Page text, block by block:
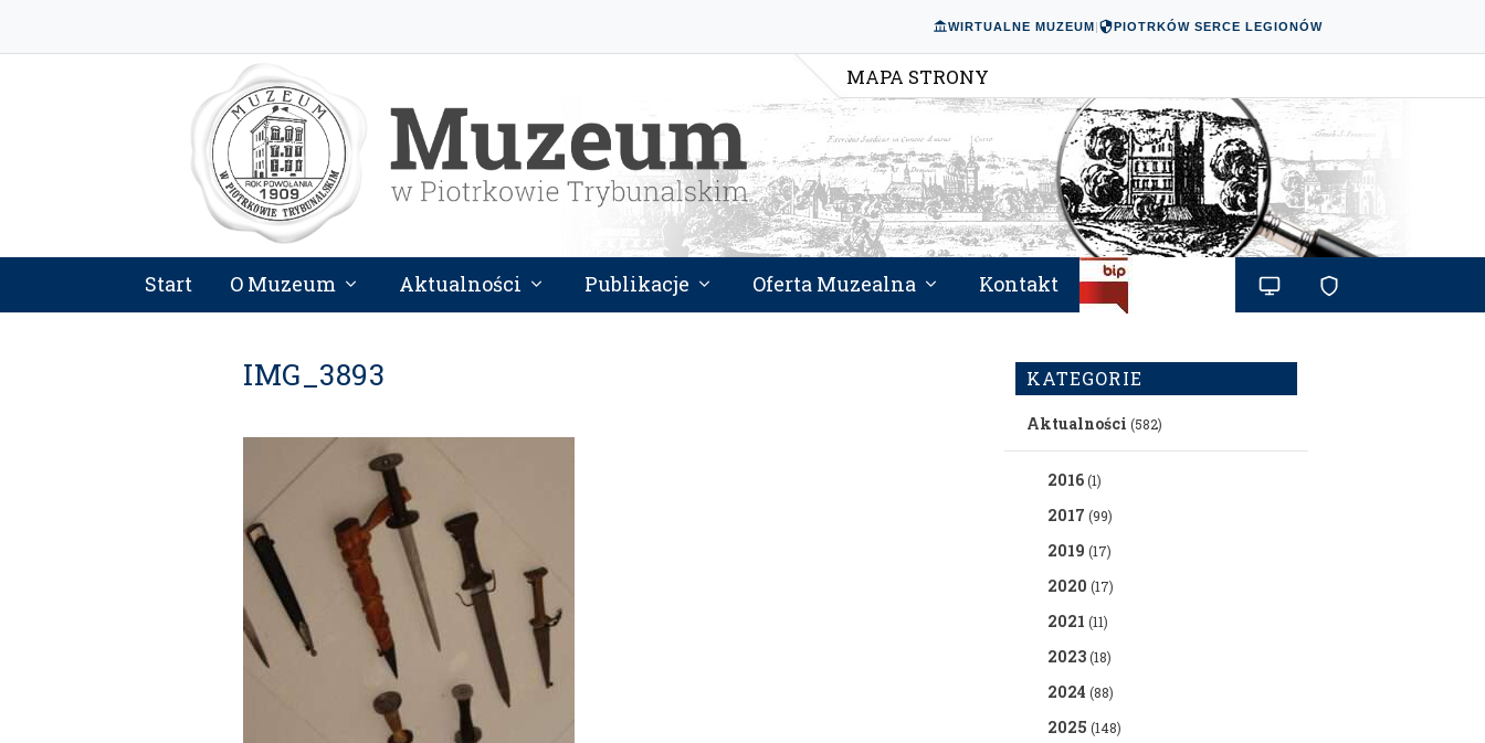
WIRTUALNE MUZEUM| PIOTRKÓW SERCE LEGIONÓW
MAPA STRONY
Start O Muzeum Aktualności Publikacje Oferta Muzealna Kontakt
IMG_3893 KATEGORIE
Aktualności (582)
2016(1)
2017 (99)
2019 (17)
2020 (17)
2021 (11)
2023(18)
2024 (88)
2025 (148)